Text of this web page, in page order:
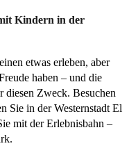
Kindern in der
etwas erleben, aber
haben – und die
Zweck. Besuchen
Sie in der Westernstadt El
mit der Erlebnisbahn –